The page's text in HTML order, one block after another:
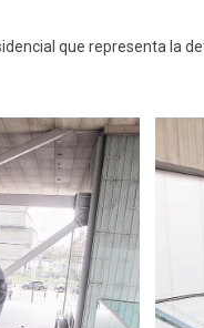
que representa la